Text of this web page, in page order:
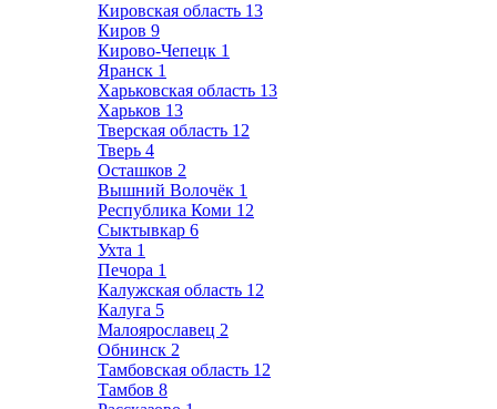
Кировская область 13
Киров 9
Кирово-Чепецк 1
Яранск 1
Харьковская область 13
Харьков 13
Тверская область 12
Тверь 4
Осташков 2
Вышний Волочёк 1
Республика Коми 12
Сыктывкар 6
Ухта 1
Печора 1
Калужская область 12
Калуга 5
Малоярославец 2
Обнинск 2
Тамбовская область 12
Тамбов 8